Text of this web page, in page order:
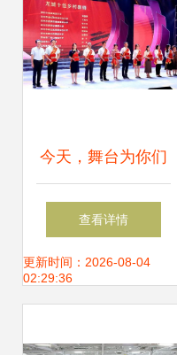
今天，舞台为你们
作证,C位为信任而
生
查看详情
更新时间：2026-08-04
02:29:36